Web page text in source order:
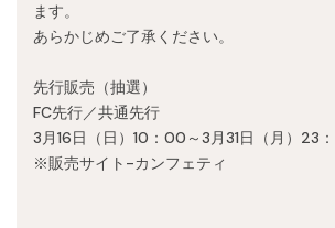
ます。
あらかじめご了承ください。
先行販売（抽選）
FC先行／共通先行
3月16日（日）10：00～3月31日（月）23
※販売サイト-カンフェティ